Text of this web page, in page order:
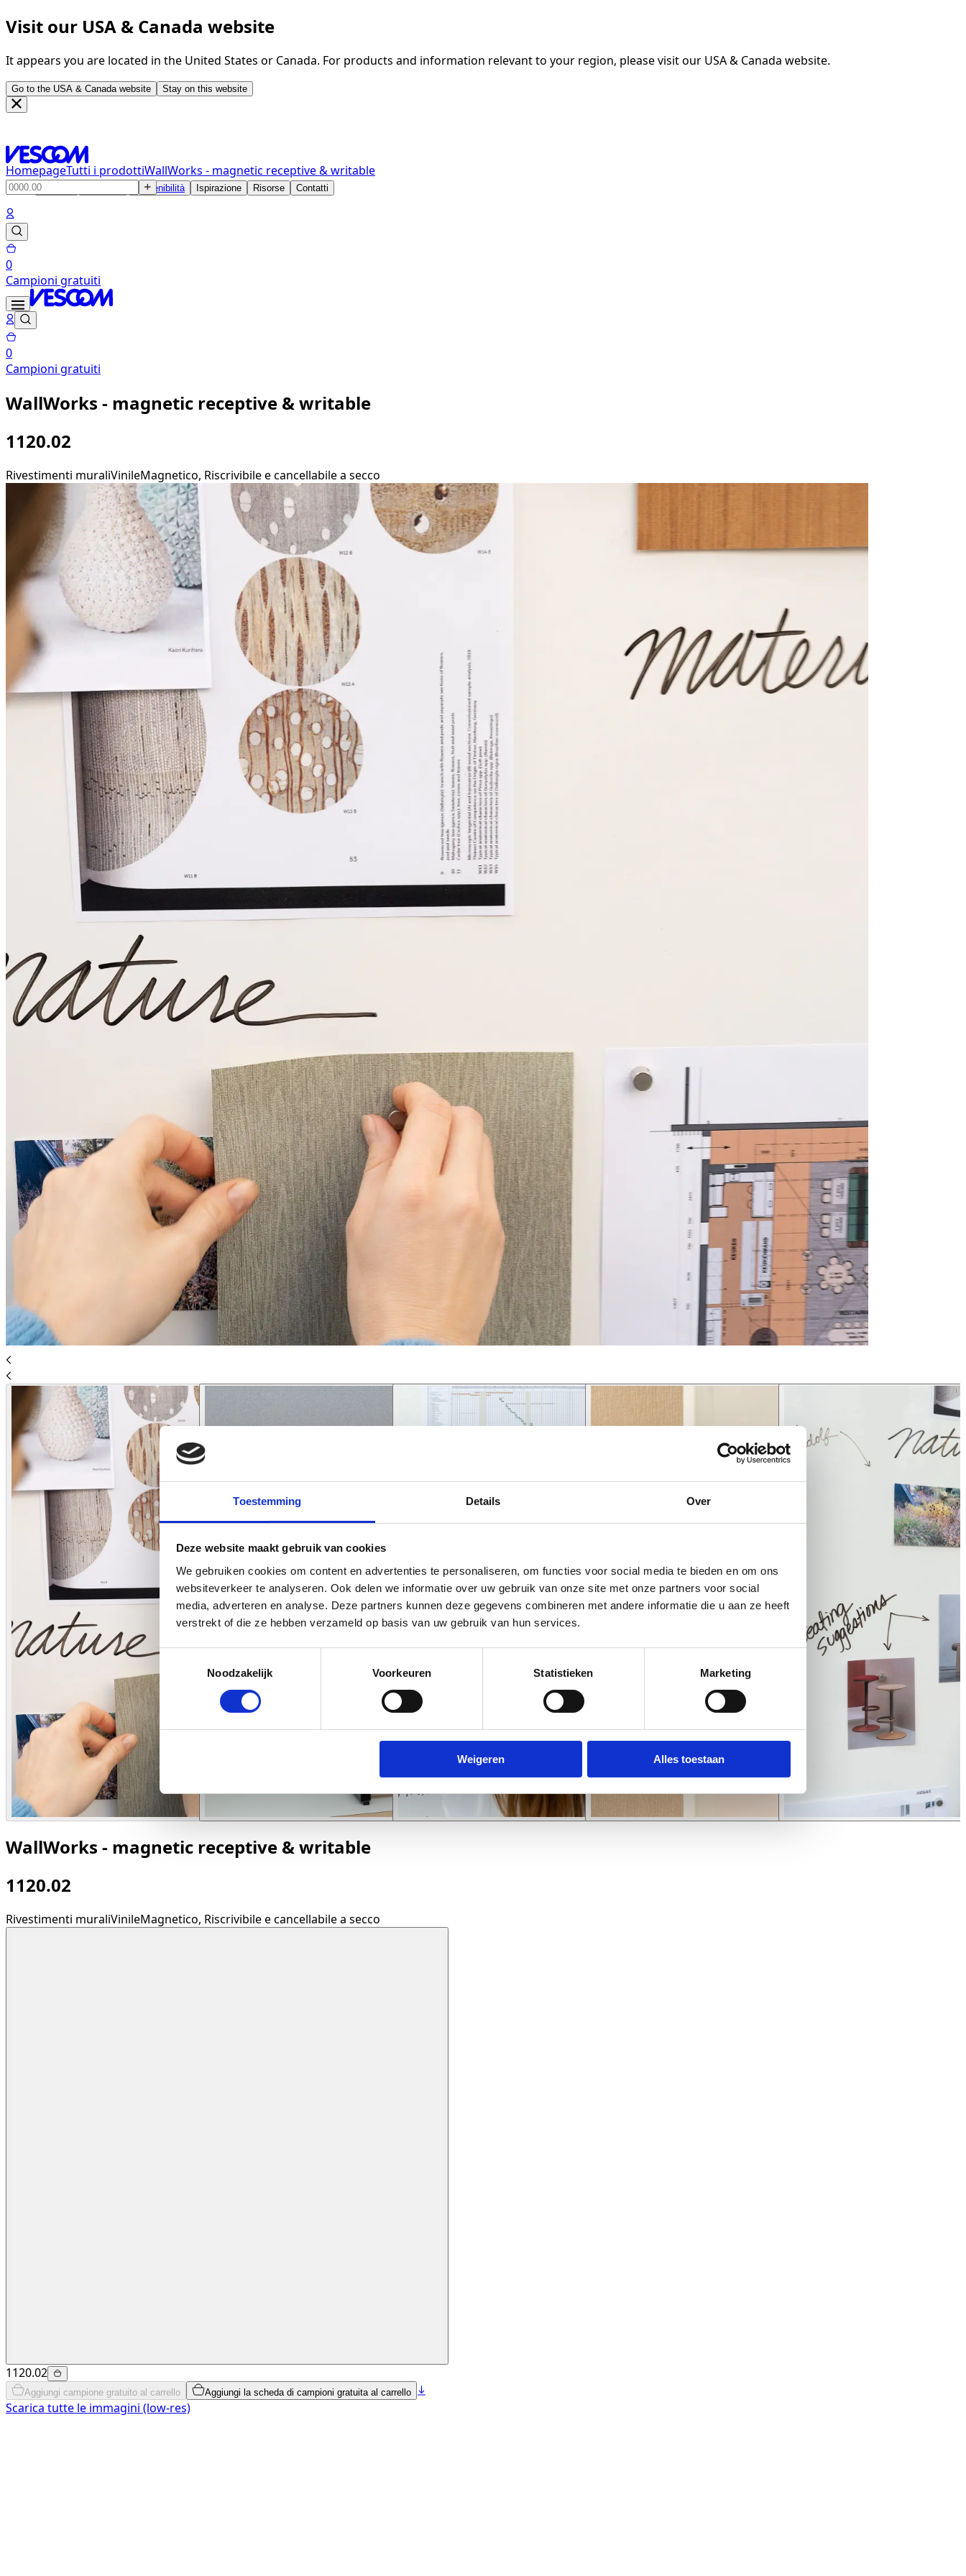
Toestemming Details Over
Deze website maakt gebruik van cookies
We gebruiken cookies om content en advertenties te personaliseren, om functies voor social media te bieden en om ons
websiteverkeer te analyseren. Ook delen we informatie over uw gebruik van onze site met onze partners voor social
media, adverteren en analyse. Deze partners kunnen deze gegevens combineren met andere informatie die u aan ze heeft
verstrekt of die ze hebben verzameld op basis van uw gebruik van hun services.
Toestemmingsselectie
Noodzakelijk
Voorkeuren Statistieken Marketing
Weigeren Alles toestaan
Visit our USA & Canada website
It appears you are located in the United States or Canada. For products and information relevant to your region, please visit our USA & Canada website.
Go to the USA & Canada website Stay on this website
HomepageTutti i prodottiWallWorks - magnetic receptive & writable
Prodotti Sostenibilità Ispirazione Risorse Contatti
0
Campioni gratuiti
0
Campioni gratuiti
WallWorks - magnetic receptive & writable
1120.02
Rivestimenti muraliVinileMagnetico, Riscrivibile e cancellabile a secco
WallWorks - magnetic receptive & writable
1120.02
Rivestimenti muraliVinileMagnetico, Riscrivibile e cancellabile a secco
1120.02
Aggiungi campione gratuito al carrello Aggiungi la scheda di campioni gratuita al carrello
Scarica tutte le immagini (low-res)